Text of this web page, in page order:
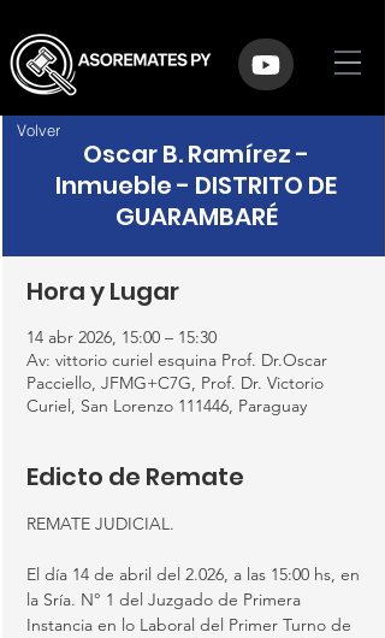
Oscar B. Ramírez -
Inmueble - DISTRITO DE
GUARAMBARÉ
Hora y Lugar
14 abr 2026, 15:00 – 15:30
Av: vittorio curiel esquina Prof. Dr.Oscar
Pacciello, JFMG+C7G, Prof. Dr. Victorio
Curiel, San Lorenzo 111446, Paraguay
Edicto de Remate
REMATE JUDICIAL.
El día 14 de abril del 2.026, a las 15:00 hs, en
la Sría. N° 1 del Juzgado de Primera
Instancia en lo Laboral del Primer Turno de
Volver